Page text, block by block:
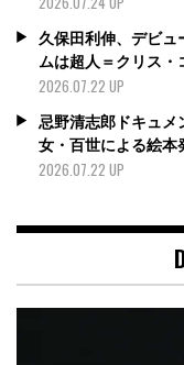
久保田利伸、デビ
ムは超人＝クリス・
2026.07.22 UP
忌野清志郎ドキュ
女・百世による絵本
2026.07.22 UP